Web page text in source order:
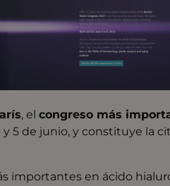
, elcongreso más
5 de junio, y constituye la
importantes en ácido